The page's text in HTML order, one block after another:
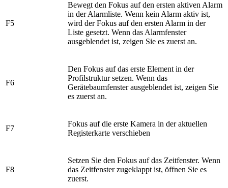
​F5
​Bewegt den Fokus auf den ersten aktiven Alarm
in der Alarmliste. Wenn kein Alarm aktiv ist,
wird der Fokus auf den ersten Alarm in der
Liste gesetzt. Wenn das Alarmfenster
ausgeblendet ist, zeigen Sie es zuerst an.
​F6
​Den Fokus auf das erste Element in der
Profilstruktur setzen. Wenn das
Gerätebaumfenster ausgeblendet ist, zeigen Sie
es zuerst an.
​F7
​Fokus auf die erste Kamera in der aktuellen
Registerkarte verschieben
​F8
Setzen Sie den Fokus auf das Zeitfenster. Wenn
das Zeitfenster zugeklappt ist, öffnen Sie es
zuerst.